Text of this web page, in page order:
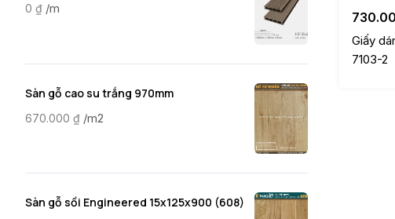
Giấy
7103-2
0 ₫ /m
Sàn gỗ cao su trắng 970mm
670.000 ₫ /m2
Sàn gỗ sồi Engineered 15x125x900 (608)